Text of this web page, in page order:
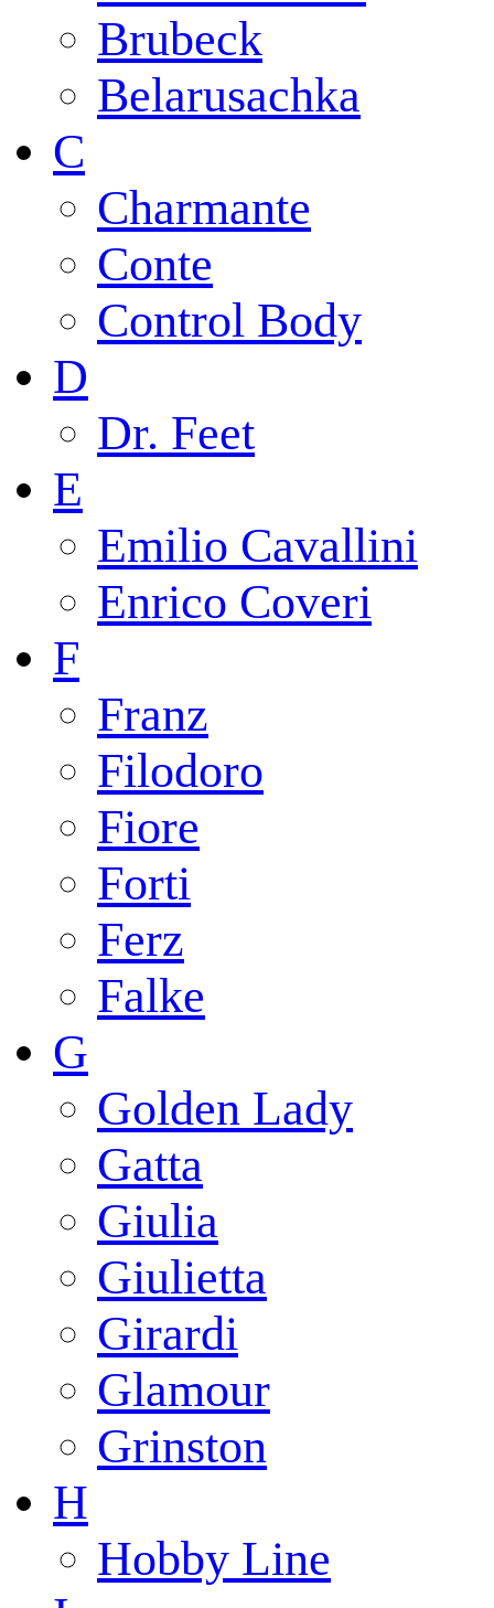
Brubeck
Belarusachka
C
Charmante
Conte
Control Body
D
Dr. Feet
E
Emilio Cavallini
Enrico Coveri
F
Franz
Filodoro
Fiore
Forti
Ferz
Falke
G
Golden Lady
Gatta
Giulia
Giulietta
Girardi
Glamour
Grinston
H
Hobby Line